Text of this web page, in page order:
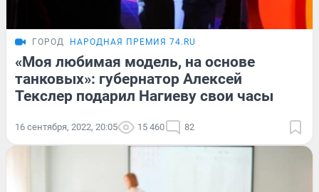
ГОРОД НАРОДНАЯ ПРЕМИЯ 74.RU
«Моя любимая модель, на основе
танковых»: губернатор Алексей
Текслер подарил Нагиеву свои часы
16 сентября, 2022, 20:05 15 460 82